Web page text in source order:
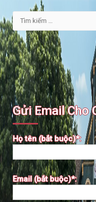
Tìm
kiếm
cho:
Gửi Email Cho
Họ tên (bắt buộc)*:
Email (bắt buộc)*: